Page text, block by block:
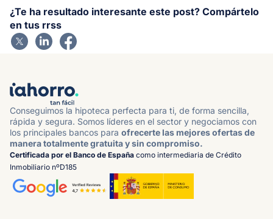
¿Te ha resultado interesante este post? Compártelo
en tus rrss
Conseguimos la hipoteca perfecta para ti, de forma sencilla,
rápida y segura. Somos líderes en el sector y negociamos con
los principales bancos para ofrecerte las mejores ofertas de
manera totalmente gratuita y sin compromiso.
Certificada por el Banco de España como intermediaria de Crédito
Inmobiliario nºD185